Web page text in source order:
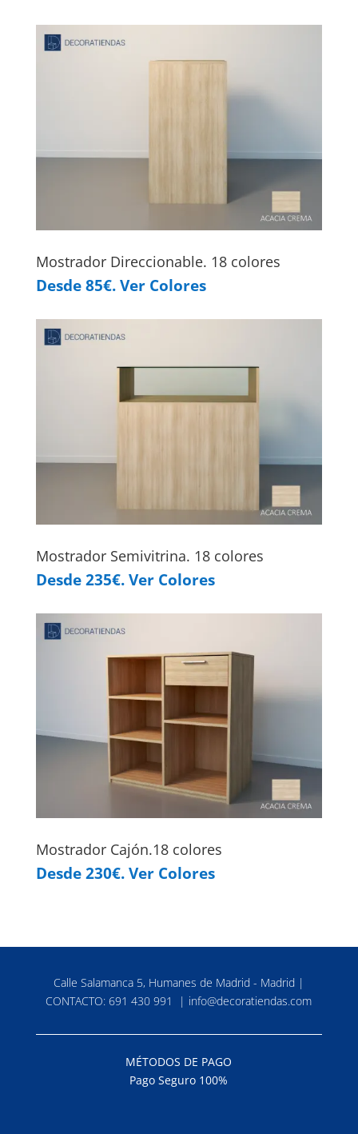
Mostrador Direccionable. 18 colores
Desde 85€. Ver Colores
Mostrador Semivitrina. 18 colores
Desde 235€. Ver Colores
Mostrador Cajón.18 colores
Desde 230€. Ver Colores
Calle Salamanca 5, Humanes de Madrid - Madrid |
CONTACTO:691 430 991 | info@decoratiendas.com
MÉTODOS DE PAGO
Pago Seguro 100%